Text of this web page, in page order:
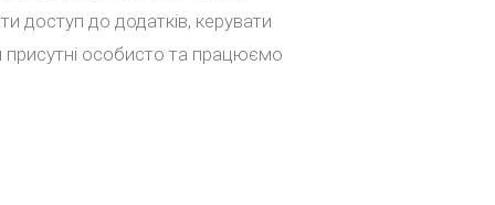
доступ до додатків, керувати
особисто та працюємо